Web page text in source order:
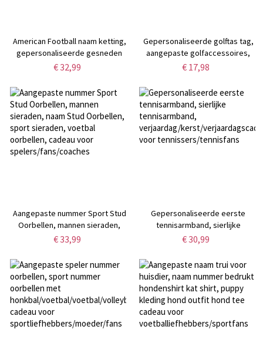
American Football naam ketting,
gepersonaliseerde gesneden
naam Jersey nummer helm
voetbalfans
€ 32,99
Gepersonaliseerde golftas tag,
aangepaste golfaccessoires,
aangepaste golftag, golf tee
golfer/hem/mannen
€ 17,98
Aangepaste nummer Sport Stud
Oorbellen, mannen sieraden,
naam Stud Oorbellen, sport
cadeau voor
spelers/fans/coaches
€ 33,99
Gepersonaliseerde eerste
tennisarmband, sierlijke
tennisarmband,
voor tennissers/tennisfans
€ 30,99